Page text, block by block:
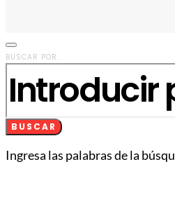
BUSCAR POR:
BUSCAR
Ingresa las palabras de la